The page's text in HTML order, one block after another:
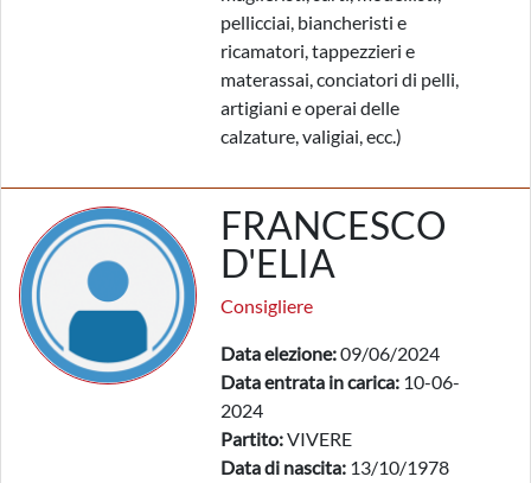
pellicciai, biancheristi e
ricamatori, tappezzieri e
materassai, conciatori di pelli,
artigiani e operai delle
calzature, valigiai, ecc.)
FRANCESCO
D'ELIA
Consigliere
Data elezione:09/06/2024
Data entrata in carica: 10-06-
2024
Partito:VIVERE
Data di nascita: 13/10/1978